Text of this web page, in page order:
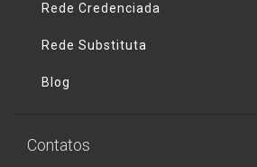
Rede Credenciada
Rede Substituta
Blog
Contatos